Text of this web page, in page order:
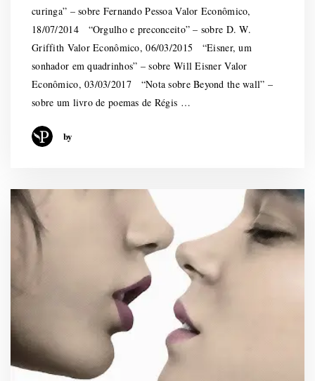
curinga” – sobre Fernando Pessoa Valor Econômico,
18/07/2014 “Orgulho e preconceito” – sobre D. W.
Griffith Valor Econômico, 06/03/2015 “Eisner, um
sonhador em quadrinhos” – sobre Will Eisner Valor
Econômico, 03/03/2017 “Nota sobre Beyond the wall” –
sobre um livro de poemas de Régis …
by